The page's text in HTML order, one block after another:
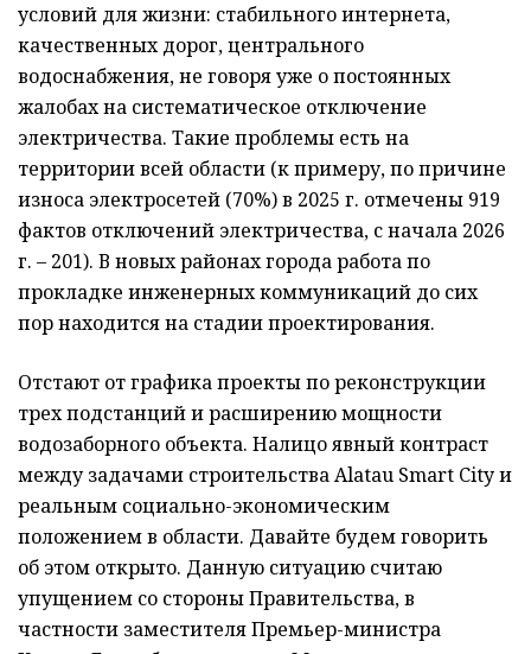
условий для жизни: стабильного интернета,
качественных дорог, центрального
водоснабжения, не говоря уже о постоянных
жалобах на систематическое отключение
электричества. Такие проблемы есть на
территории всей области (к примеру, по причине
износа электросетей (70%) в 2025 г. отмечены 919
фактов отключений электричества, с начала 2026
г. – 201). В новых районах города работа по
прокладке инженерных коммуникаций до сих
пор находится на стадии проектирования.
Отстают от графика проекты по реконструкции
трех подстанций и расширению мощности
водозаборного объекта. Налицо явный контраст
между задачами строительства Alatau Smart City и
реальным социально-экономическим
положением в области. Давайте будем говорить
об этом открыто. Данную ситуацию считаю
упущением со стороны Правительства, в
частности заместителя Премьер-министра